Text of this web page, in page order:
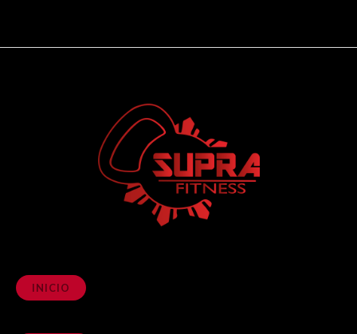
INICIO